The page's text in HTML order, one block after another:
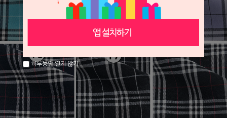
하루동안 열지 않기